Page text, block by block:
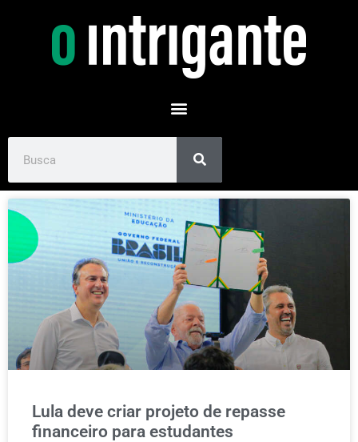
Lula deve criar projeto de repasse
financeiro para estudantes